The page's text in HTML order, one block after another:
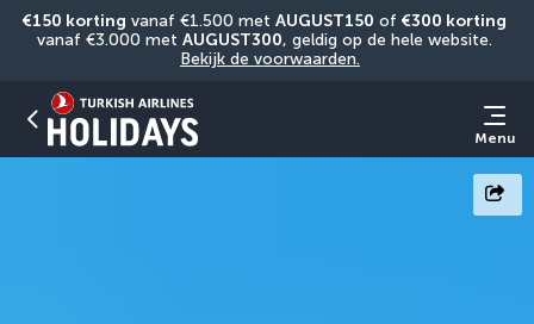
€150 korting vanaf €1.500 met AUGUST150 of €300 korting
vanaf €3.000 met AUGUST300
Bekijk de voorwaarden.
Menu